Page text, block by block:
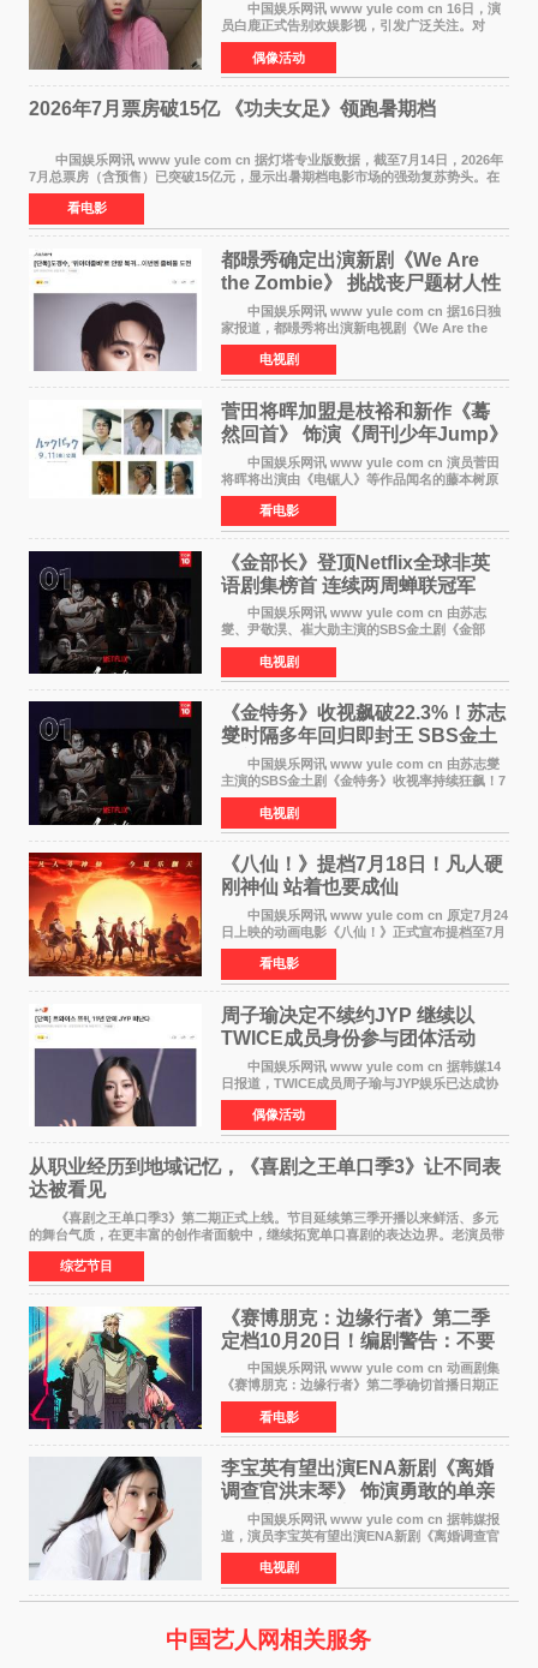
中国娱乐网讯 www yule com cn 16日，演
员白鹿正式告别欢娱影视，引发广泛关注。对
此，欢娱影视创始人于正在社交平台发文回应，
字里行间流露不舍与祝福。 于正透露，以前
每次有演员到期不
偶像活动
2026年7月票房破15亿 《功夫女足》领跑暑期档
中国娱乐网讯 www yule com cn 据灯塔专业版数据，截至7月14日，2026年
7月总票房（含预售）已突破15亿元，显示出暑期档电影市场的强劲复苏势头。在
众多上映影片中，《功夫女足》《小黄人与大
看电影
都暻秀确定出演新剧《We Are
the Zombie》 挑战丧尸题材人性
喜剧
中国娱乐网讯 www yule com cn 据16日独
家报道，都暻秀将出演新电视剧《We Are the
Zombie》，在剧中饰演主演金仁钟一角，挑战与
以往丧尸题材截然不同的人性喜剧。 新剧
《We Are t
电视剧
菅田将晖加盟是枝裕和新作《蓦
然回首》 饰演《周刊少年Jump》
编辑
中国娱乐网讯 www yule com cn 演员菅田
将晖将出演由《电锯人》等作品闻名的藤本树原
作漫画改编的电影《蓦然回首》（是枝裕和导
演）。菅田饰演的角色是初中时代两位主人公带
着完成的作品前去
看电影
《金部长》登顶Netflix全球非英
语剧集榜首 连续两周蝉联冠军
中国娱乐网讯 www yule com cn 由苏志
燮、尹敬淏、崔大勋主演的SBS金土剧《金部
长》持续席卷全球，收获海内外观众热烈反
响。 15日，据Netflix官方排行榜网站Tudum
公布的数据，SBS金土剧《
电视剧
《金特务》收视飙破22.3%！苏志
燮时隔多年回归即封王 SBS金土
剧新纪录诞生
中国娱乐网讯 www yule com cn 由苏志燮
主演的SBS金土剧《金特务》收视率持续狂飙！7
月11日播出的第6集全国平均收视率高达22 3%，
瞬间最高更冲上26 4%，不仅再度刷新自身纪
录，更稳坐同时段
电视剧
《八仙！》提档7月18日！凡人硬
刚神仙 站着也要成仙
中国娱乐网讯 www yule com cn 原定7月24
日上映的动画电影《八仙！》正式宣布提档至7月
18日。这部国风动画大片将八仙过海，各显神通
这句刻在国人DNA里的俗语玩出了新花样——影
片讲述凡人
看电影
周子瑜决定不续约JYP 继续以
TWICE成员身份参与团体活动
中国娱乐网讯 www yule com cn 据韩媒14
日报道，TWICE成员周子瑜与JYP娱乐已达成协
议，不再续签个人专属合约，但她将继续参与
TWICE的完整团体活动。 周子瑜于2015年通
过生存节目《SIXTE
偶像活动
从职业经历到地域记忆，《喜剧之王单口季3》让不同表
达被看见
《喜剧之王单口季3》第二期正式上线。节目延续第三季开播以来鲜活、多元
的舞台气质，在更丰富的创作者面貌中，继续拓宽单口喜剧的表达边界。老演员带
着更加成熟的文本与舞台掌控回归，新面孔则
综艺节目
《赛博朋克：边缘行者》第二季
定档10月20日！编剧警告：不要
对角色投入太深
中国娱乐网讯 www yule com cn 动画剧集
《赛博朋克：边缘行者》第二季确切首播日期正
式敲定——将于10月20日在Netflix全球上线。此
前，Netflix韩国官方账号曾短暂出现这一日期信
息，随后迅
看电影
李宝英有望出演ENA新剧《离婚
调查官洪末琴》 饰演勇敢的单亲
妈妈家事调查官
中国娱乐网讯 www yule com cn 据韩媒报
道，演员李宝英有望出演ENA新剧《离婚调查官
洪末琴》女主角，引发观众期待。 李宝英在
剧中饰演家庭法院家事调查官洪末琴一角——即
使在极限状况
电视剧
中国艺人网相关服务